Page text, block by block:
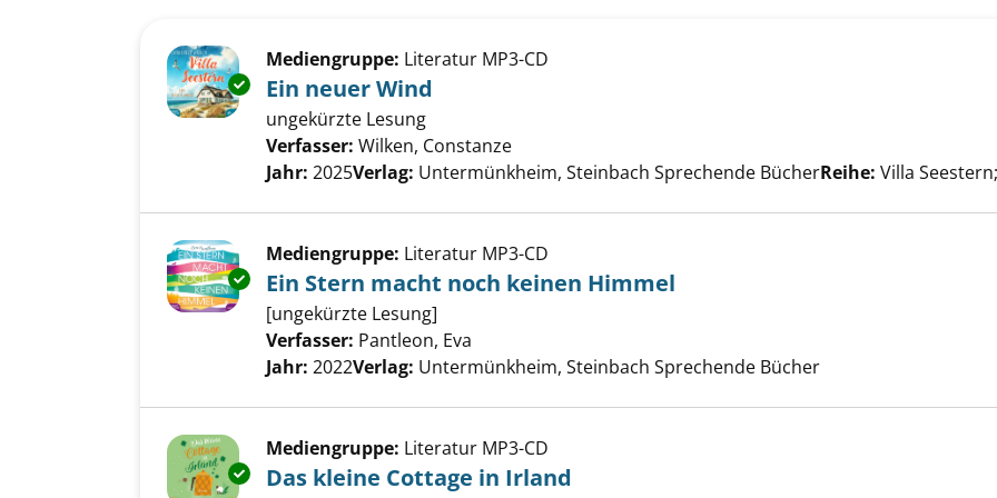
Exemplar-Details von Ein neuer Wind anzeigen
Mediengruppe: Literatur MP3-CD
Ein neuer Wind
ungekürzte Lesung
Verfasser: Wilken, Constanze
Jahr: 2025Verlag: Untermünkheim, Steinbach Sprechende BücherReihe: Villa
Exemplar-Details von Ein Stern macht noch keinen Himmel anzeigen
Mediengruppe: Literatur MP3-CD
Ein Stern macht noch keinen Himmel
[ungekürzte Lesung]
Verfasser: Pantleon, Eva
Jahr: 2022Verlag: Untermünkheim, Steinbach Sprechende Bücher
Exemplar-Details von Das kleine Cottage in Irland anzeigen
Mediengruppe: Literatur MP3-CD
Das kleine Cottage in Irland